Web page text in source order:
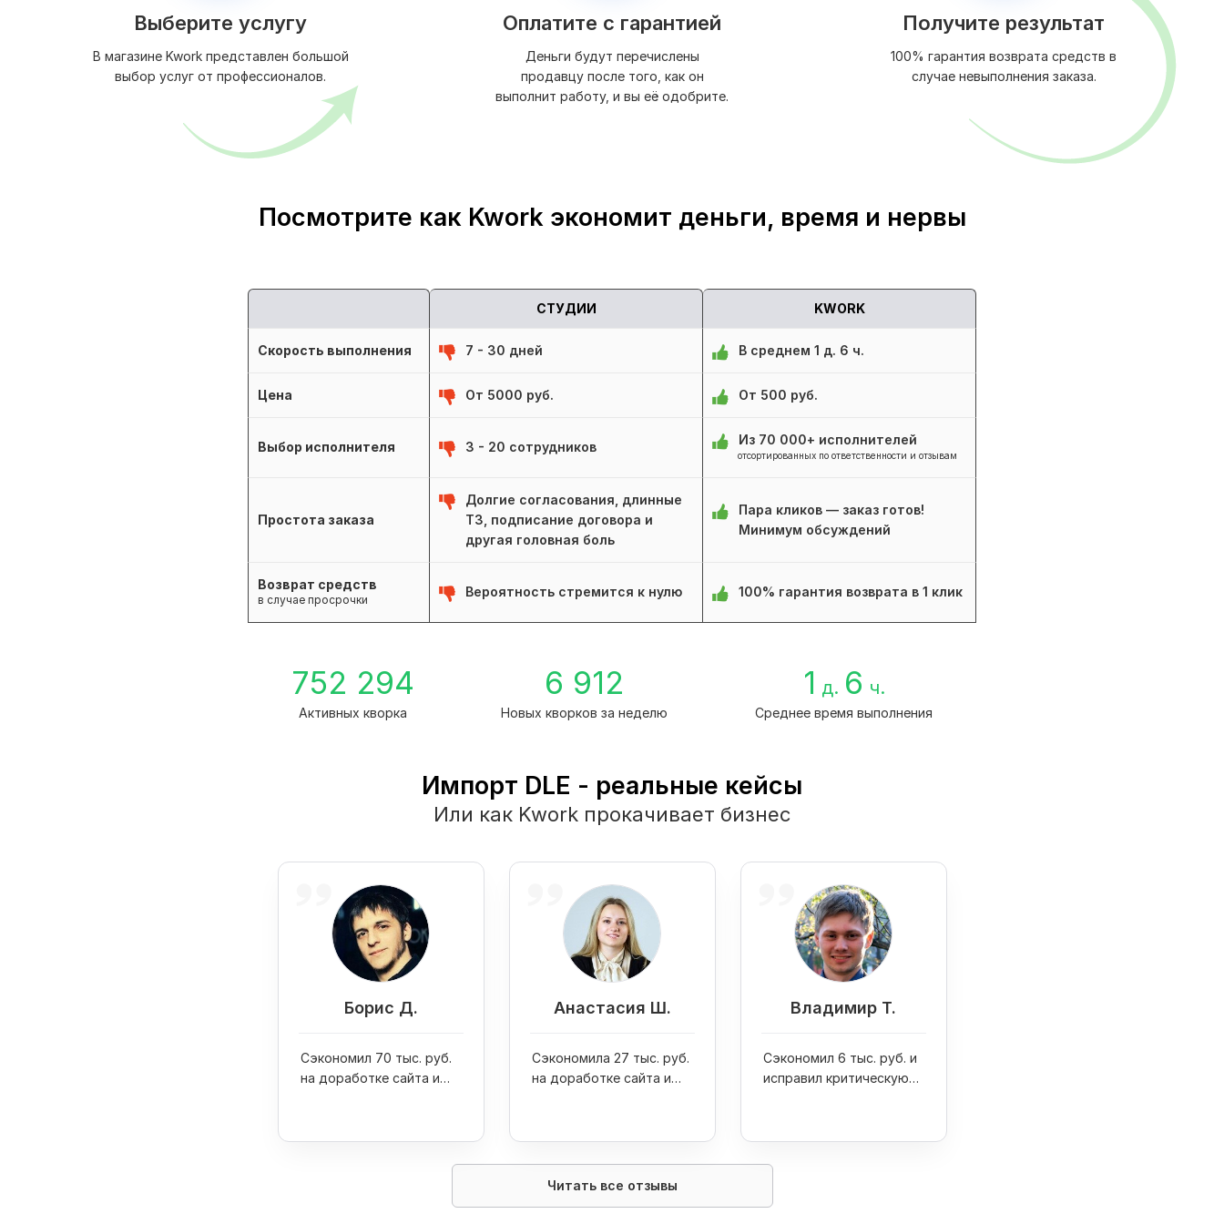
Выберите услугу
В магазине Kwork представлен большой
выбор услуг от профессионалов.
Оплатите с гарантией
Деньги будут перечислены
продавцу после того, как он
выполнит работу, и вы её одобрите.
Получите результат
100% гарантия возврата средств в
случае невыполнения заказа.
Посмотрите как Kwork экономит деньги, время и нервы
СТУДИИ KWORK
Скорость выполнения 7 - 30 дней В среднем 1 д. 6 ч.
Цена От 5000 руб. От 500 руб.
Выбор исполнителя 3 - 20 сотрудников Из 70 000+ исполнителей
отсортированных по ответственности и отзывам
Простота заказа
Долгие согласования, длинные
ТЗ, подписание договора и
другая головная боль
Пара кликов — заказ готов!
Минимум обсуждений
Возврат средств
в случае просрочки
Вероятность стремится к нулю 100% гарантия возврата в 1 клик
752 294
Активных кворка
6 912
Новых кворков за неделю
1 д. 6 ч.
Среднее время выполнения
Импорт DLE - реальные кейсы
Или как Kwork прокачивает бизнес
Борис Д.
Сэкономил 70 тыс. руб.
на доработке сайта и
Анастасия Ш.
Сэкономила 27 тыс. руб.
на доработке сайта и
раза
Владимир Т.
Сэкономил 6 тыс. руб. и
исправил критическую
Читать все отзывы